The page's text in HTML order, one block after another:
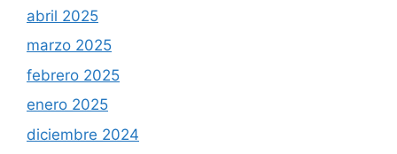
abril 2025
marzo 2025
febrero 2025
enero 2025
diciembre 2024